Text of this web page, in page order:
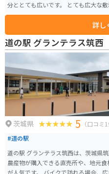
分ととても広いです。 とても広大な
ップしています。
詳し
道の駅 グランテラス筑西
茨城県 5 （口コミ1
#道の駅
道の駅 グランテラス筑西は、茨城県
農産物が購入できる直売所や、地元